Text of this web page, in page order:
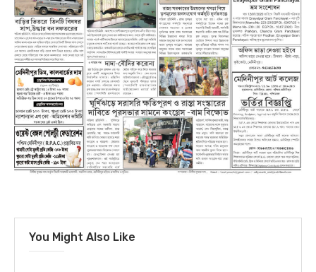
You Might Also Like